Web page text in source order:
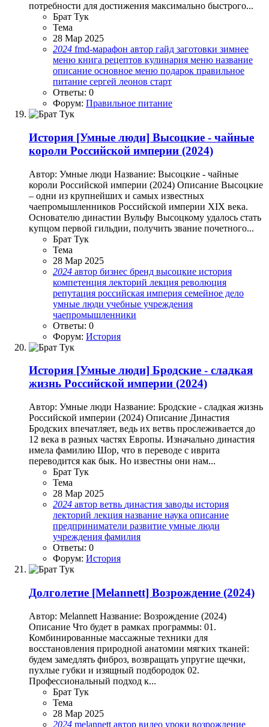
потребности для достижения максимально быстрого...
Брат Тук
Тема
28 Мар 2025
2024 fmd-марафон автор гайд заготовки зимнее
меню книга рецептов кулинария меню название
описание основное меню подарок правильное
питание сергей леонов старт
Ответы: 0
Форум: Правильное питание
История [Умные люди] Высоцкие - чайные
короли Российской империи (2024)
Автор: Умные люди Название: Высоцкие - чайные
короли Российской империи (2024) Описание Высоцкие
– одни из крупнейших и самых известных
чаепромышленников Российской империи XIX века.
Основателю династии Вульфу Высоцкому удалось стать
купцом первой гильдии, получить звание почетного...
Брат Тук
Тема
28 Мар 2025
2024 автор бизнес бренд высоцкие история
компетенция лекторий лекция революция
репутация российская империя семейное дело
умные люди учебные учреждения
чаепромышленники
Ответы: 0
Форум: История
История [Умные люди] Бродские - сладкая
жизнь Российской империи (2024)
Автор: Умные люди Название: Бродские - сладкая жизнь
Российской империи (2024) Описание Династия
Бродских впечатляет, ведь их ветвь прослеживается до
12 века в разных частях Европы. Изначально династия
имела фамилию Шор, что в переводе с иврита
переводится как бык. Но известны они нам...
Брат Тук
Тема
28 Мар 2025
2024 автор ветвь династия заводы история
лекторий лекция название наука описание
предприниматели развитие умные люди
учреждения фамилия
Ответы: 0
Форум: История
Долголетие [Melannett] Возрождение (2024)
Автор: Melannett Название: Возрождение (2024)
Описание Что будет в рамках программы: 01.
Комбинированные массажные техники для
восстановления природной анатомии мягких тканей:
будем замедлять фиброз, возвращать упругие щечки,
пухлые губки и изящный подбородок 02.
Профессиональный подход к...
Брат Тук
Тема
28 Мар 2025
2024 melannett автор видео уроки возрождение